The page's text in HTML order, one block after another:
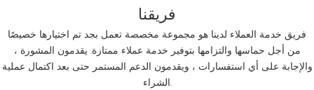
فريقنا
فريق خدمة العملاء لدينا هو مجموعة مخصصة تعمل بجد تم اختيارها خصيصًا
من أجل حماسها والتزامها بتوفير خدمة عملاء ممتازة. يقدمون المشورة ،
والإجابة على أي استفسارات ، ويقدمون الدعم المستمر حتى بعد اكتمال عملية
الشراء.